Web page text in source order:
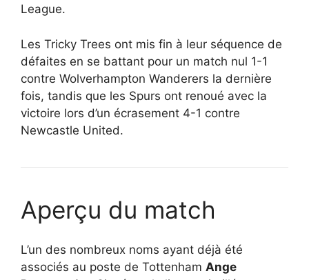
League.
Les Tricky Trees ont mis fin à leur séquence de
défaites en se battant pour un match nul 1-1
contre Wolverhampton Wanderers la dernière
fois, tandis que les Spurs ont renoué avec la
victoire lors d’un écrasement 4-1 contre
Newcastle United.
Aperçu du match
L’un des nombreux noms ayant déjà été
associés au poste de Tottenham Ange